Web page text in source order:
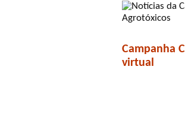
Campanha
virtual